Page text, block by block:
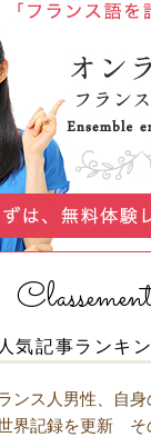
人気記事ランキ
ンス人男性、自
界記録を更新 そ